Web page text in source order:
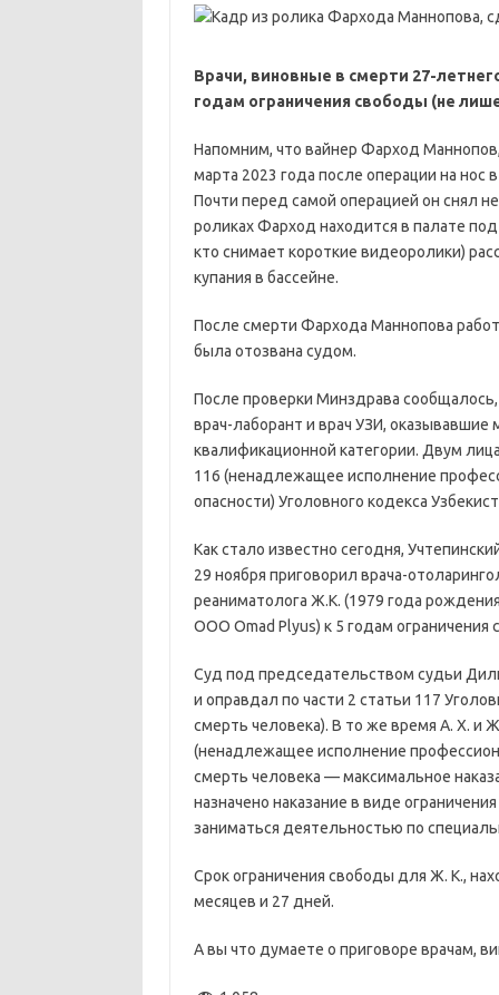
Врачи, виновные в смерти 27-
годам ограничения свободы (не
Напомним, что вайнер Фарход
марта 2023 года после операции на нос
Почти перед самой операцией он снял
роликах Фарход находится в палате
кто снимает короткие видеоролики)
купания в бассейне.
После смерти Фархода Маннопова
была отозвана судом.
После проверки Минздрава сообщалось,
врач-лаборант и врач УЗИ, оказывавшие
квалификационной категории. Двум
116 (ненадлежащее исполнение
опасности) Уголовного кодекса
Как стало известно сегодня,
29 ноября приговорил врача-
реаниматолога Ж.К. (1979 года
ООО Omad Plyus) к 5 годам ограничения
Суд под председательством судьи
и оправдал по части 2 статьи 117
смерть человека). В то же время А. Х. и
(ненадлежащее исполнение
смерть человека — максимальное
назначено наказание в виде
заниматься деятельностью по
Срок ограничения свободы для Ж. К.,
месяцев и 27 дней.
А вы что думаете о приговоре врачам,